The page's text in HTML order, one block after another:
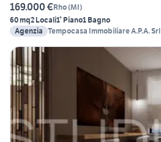
169.000 €Rho(MI)
60 mq2 Locali1° Piano1 Bagno
Agenzia Tempocasa Immobiliare A.P.A. Srl